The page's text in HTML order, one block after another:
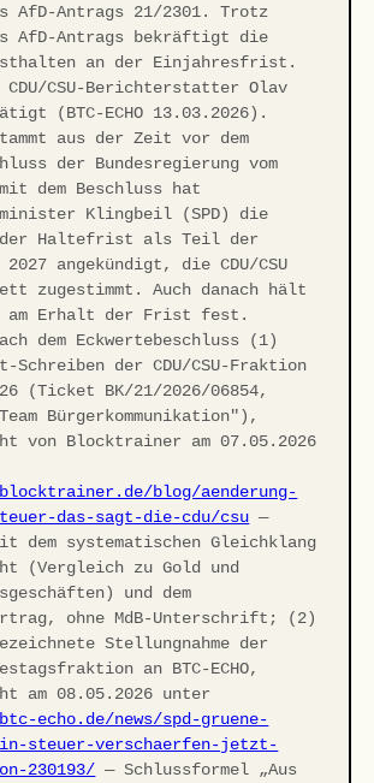
AfD-Antrags 21/2301. Trotz
AfD-Antrags bekräftigt die
an der Einjahresfrist.
CDU/CSU-Berichterstatter Olav
(BTC-ECHO 13.03.2026).
aus der Zeit vor dem
der Bundesregierung vom
dem Beschluss hat
Klingbeil (SPD) die
der Haltefrist als Teil der
angekündigt, die CDU/CSU
zugestimmt. Auch danach hält
am Erhalt der Frist fest.
dem Eckwertebeschluss (1)
Schreiben der CDU/CSU-Fraktion
(Ticket BK/21/2026/06854,
Bürgerkommunikation"),
von Blocktrainer am 07.05.2026
blog/aenderung-
das-sagt-die-cdu/csu —
dem systematischen Gleichklang
(Vergleich zu Gold und
und dem
ohne MdB-Unterschrift; (2)
Stellungnahme der
an BTC-ECHO,
am 08.05.2026 unter
echo.de/news/spd-gruene-
steuer-verschaerfen-jetzt-
230193/ — Schlussformel „Aus